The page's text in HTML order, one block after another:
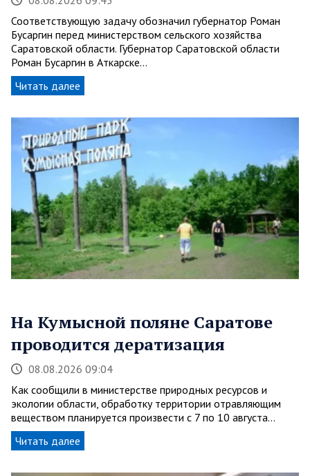
Соответствующую задачу обозначил губернатор Роман
Бусаргин перед министерством сельского хозяйства
Саратовской области. Губернатор Саратовской области
Роман Бусаргин в Аткарске…
Читать далее
На Кумысной поляне Саратове
проводится дератизация
08.08.2026 09:04
Как сообщили в министерстве природных ресурсов и
экологии области, обработку территории отравляющим
веществом планируется произвести с 7 по 10 августа…
Читать далее